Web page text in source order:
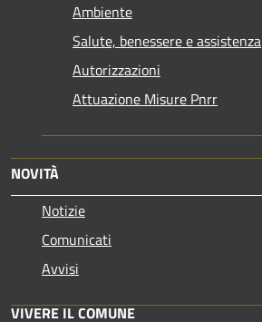
Ambiente
Salute, benessere e assistenza
Autorizzazioni
Attuazione Misure Pnrr
NOVITÀ
Notizie
Comunicati
Avvisi
VIVERE IL COMUNE